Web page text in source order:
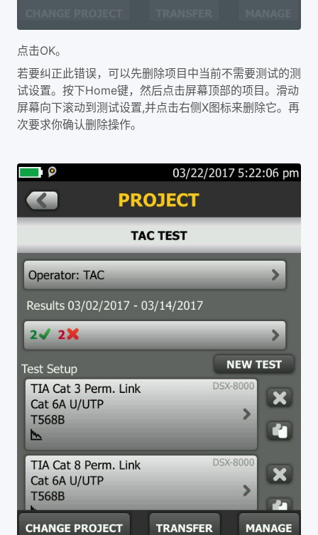
点击OK。
若要纠正此错误，可以先删除项目中当前不需要测试的测
试设置。按下Home键，然后点击屏幕顶部的项目。滑动
屏幕向下滚动到测试设置,并点击右侧X图标来删除它。再
次要求你确认删除操作。